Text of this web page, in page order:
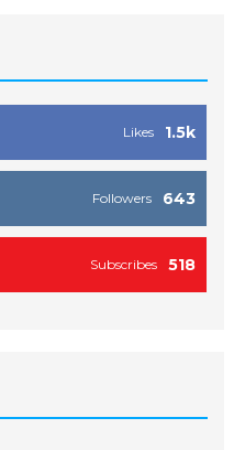
1.5k
Likes
643
Followers
518
Subscribes